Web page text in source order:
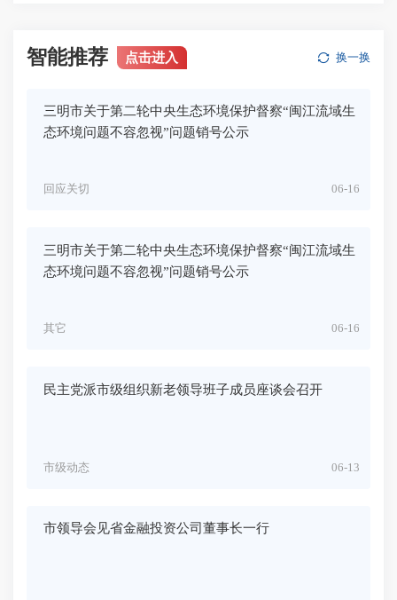
智能推荐 点击进入 换一换
三明市关于第二轮中央生态环境保护督察“闽江流域生
态环境问题不容忽视”问题销号公示
06-16
回应关切
三明市关于第二轮中央生态环境保护督察“闽江流域生
态环境问题不容忽视”问题销号公示
06-16
其它
民主党派市级组织新老领导班子成员座谈会召开
06-13
市级动态
市领导会见省金融投资公司董事长一行